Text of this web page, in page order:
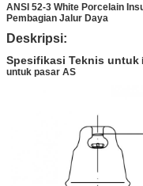
ANSI 52-3 White Porcelain
Pembagian Jalur Daya
Deskripsi:
Spesifikasi Teknis untuk
untuk pasar AS